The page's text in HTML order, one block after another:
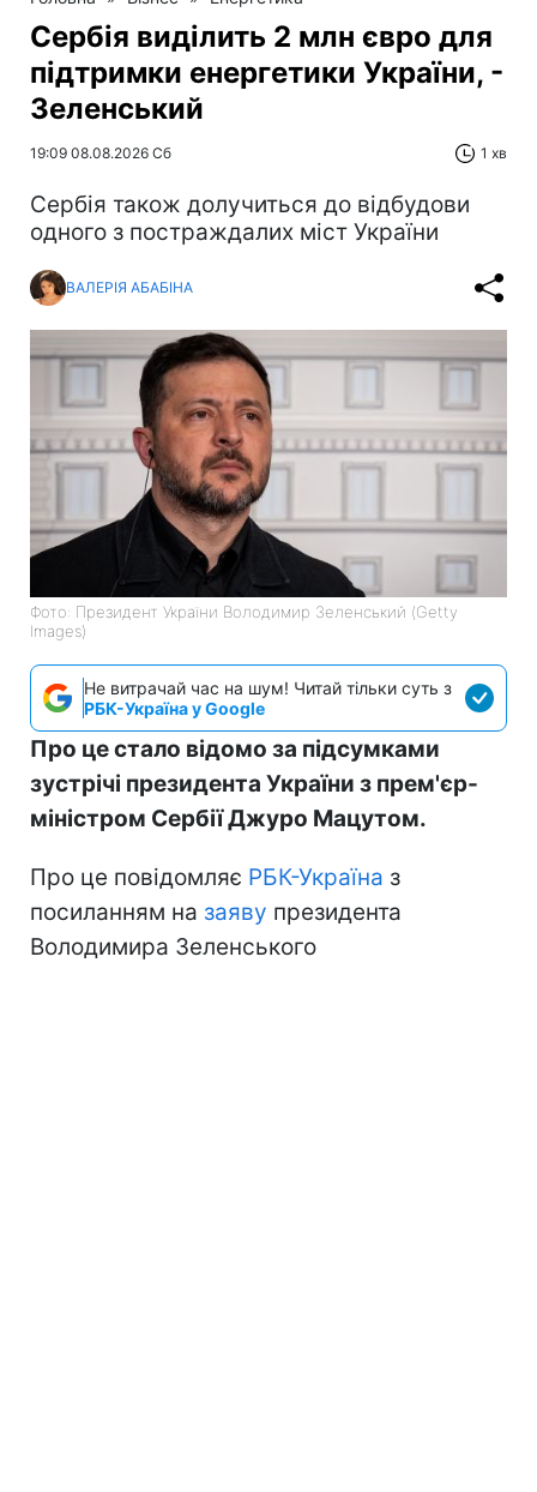
Сербія виділить 2 млн євро для
підтримки енергетики України, -
Зеленський
19:09 08.08.2026 Сб 1 хв
Сербія також долучиться до відбудови
одного з постраждалих міст України
ВАЛЕРІЯ АБАБІНА
Фото: Президент України Володимир Зеленський (Getty
Images)
Не витрачай час на шум! Читай тільки суть з
РБК-Україна у Google
Про це стало відомо за підсумками
зустрічі президента України з прем'єр-
міністром Сербії Джуро Мацутом.
Про це повідомляє РБК-Україна з
посиланням на заяву президента
Володимира Зеленського